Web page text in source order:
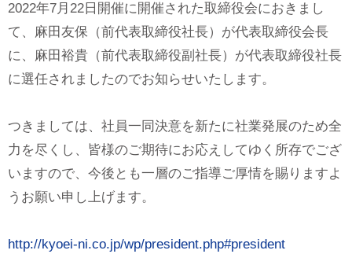
2022年7月22日開催に開催された取締役会におきまし
て、麻田友保（前代表取締役社長）が代表取締役会長
に、麻田裕貴（前代表取締役副社長）が代表取締役社長
に選任されましたのでお知らせいたします。
つきましては、社員一同決意を新たに社業発展のため全
力を尽くし、皆様のご期待にお応えしてゆく所存でござ
いますので、今後とも一層のご指導ご厚情を賜りますよ
うお願い申し上げます。
http://kyoei-ni.co.jp/wp/president.php#president